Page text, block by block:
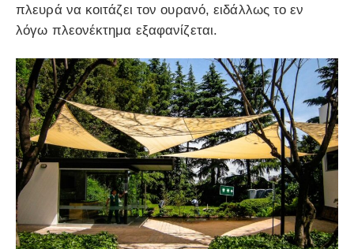
πλευρά να κοιτάζει τον ουρανό, ειδάλλως το εν
λόγω πλεονέκτημα εξαφανίζεται.